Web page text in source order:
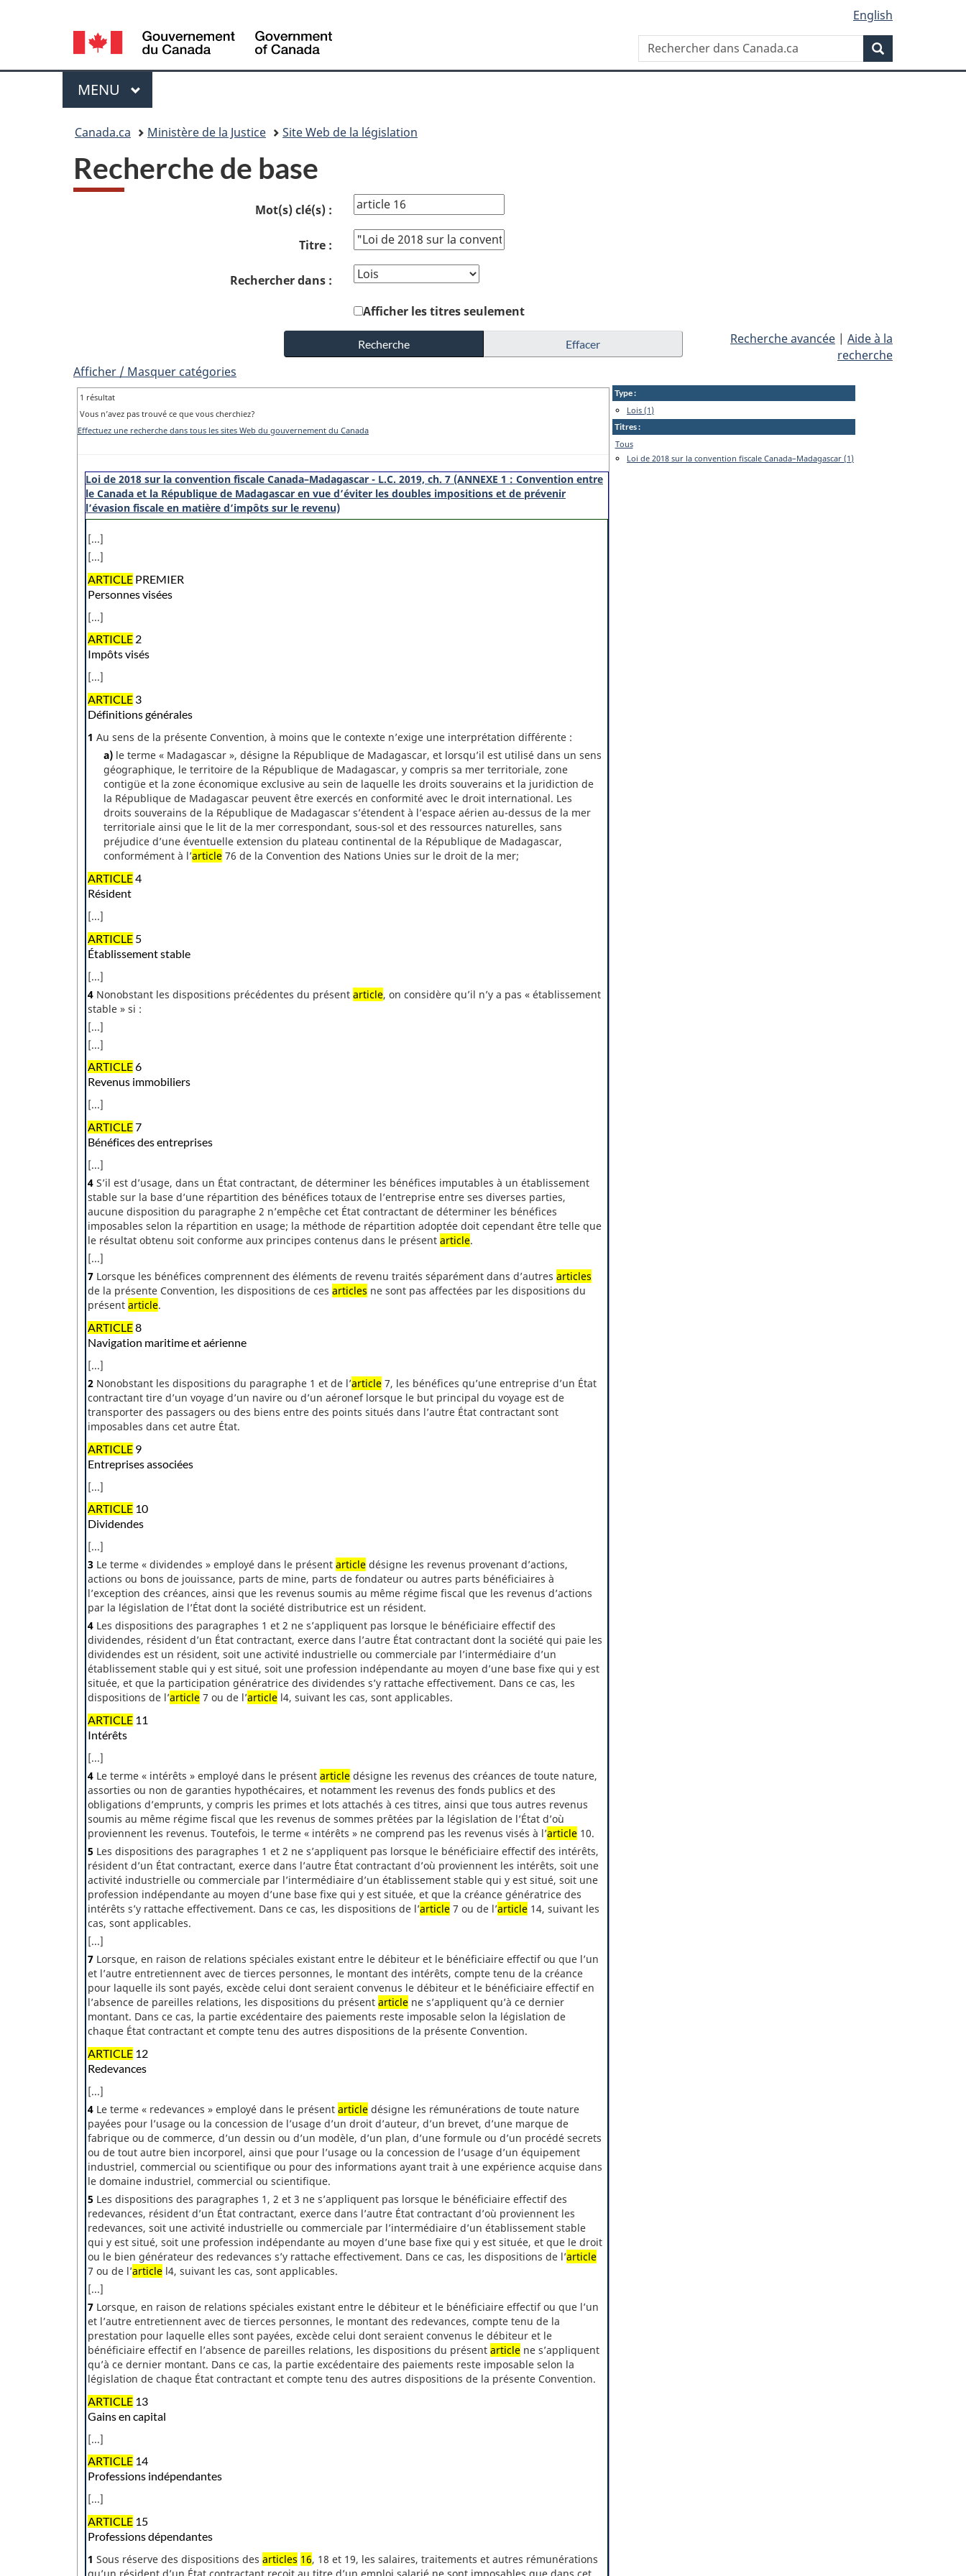
principal
Ã€
version
Language
selection
English
Rechercher
dans
Canada.ca
Menu
MENU PRINCIPAL
Canada.ca Ministère de la Justice Site Web de la législation
Recherche de base
Mot(s) clé(s) :
Titre :
Rechercher dans :
Afficher les titres seulement
Recherche avancée | Aide à la
recherche
Afficher / Masquer catégories
1 résultat
Vous n’avez pas trouvé ce que vous cherchiez?
Effectuez une recherche dans tous les sites Web du gouvernement du Canada
Loi de 2018 sur la convention fiscale Canada–Madagascar - L.C. 2019, ch. 7 (ANNEXE 1 : Convention entre
le Canada et la République de Madagascar en vue d’éviter les doubles impositions et de prévenir
l’évasion fiscale en matière d’impôts sur le revenu)
[...]
[...]
ARTICLE PREMIER
Personnes visées
[...]
ARTICLE 2
Impôts visés
[...]
ARTICLE 3
Définitions générales
1 Au sens de la présente Convention, à moins que le contexte n’exige une interprétation différente :
a)le terme « Madagascar », désigne la République de Madagascar, et lorsqu’il est utilisé dans un sens
géographique, le territoire de la République de Madagascar, y compris sa mer territoriale, zone
contigüe et la zone économique exclusive au sein de laquelle les droits souverains et la juridiction de
la République de Madagascar peuvent être exercés en conformité avec le droit international. Les
droits souverains de la République de Madagascar s’étendent à l’espace aérien au-dessus de la mer
territoriale ainsi que le lit de la mer correspondant, sous-sol et des ressources naturelles, sans
préjudice d’une éventuelle extension du plateau continental de la République de Madagascar,
conformément à l’article76 de la Convention des Nations Unies sur le droit de la mer;
ARTICLE4
Résident
[...]
ARTICLE 5
Établissement stable
[...]
4 Nonobstant les dispositions précédentes du présent article, on considère qu’il n’y a pas « établissement
stable » si :
[...]
[...]
ARTICLE6
Revenus immobiliers
[...]
ARTICLE7
Bénéfices des entreprises
[...]
4 S’il est d’usage, dans un État contractant, de déterminer les bénéfices imputables à un établissement
stable sur la base d’une répartition des bénéfices totaux de l’entreprise entre ses diverses parties,
aucune disposition du paragraphe 2 n’empêche cet État contractant de déterminer les bénéfices
imposables selon la répartition en usage; la méthode de répartition adoptée doit cependant être telle que
le résultat obtenu soit conforme aux principes contenus dans le présent article.
[...]
7 Lorsque les bénéfices comprennent des éléments de revenu traités séparément dans d’autres articles
de la présente Convention, les dispositions de ces articles ne sont pas affectées par les dispositions du
présent article.
ARTICLE8
Navigation maritime et aérienne
[...]
2 Nonobstant les dispositions du paragraphe 1 et de l’article 7, les bénéfices qu’une entreprise d’un État
contractant tire d’un voyage d’un navire ou d’un aéronef lorsque le but principal du voyage est de
transporter des passagers ou des biens entre des points situés dans l’autre État contractant sont
imposables dans cet autre État.
ARTICLE 9
Entreprises associées
[...]
ARTICLE 10
Dividendes
[...]
3 Le terme « dividendes » employé dans le présent article désigne les revenus provenant d’actions,
actions ou bons de jouissance, parts de mine, parts de fondateur ou autres parts bénéficiaires à
l’exception des créances, ainsi que les revenus soumis au même régime fiscal que les revenus d’actions
par la législation de l’État dont la société distributrice est un résident.
4 Les dispositions des paragraphes 1 et 2 ne s’appliquent pas lorsque le bénéficiaire effectif des
dividendes, résident d’un État contractant, exerce dans l’autre État contractant dont la société qui paie les
dividendes est un résident, soit une activité industrielle ou commerciale par l’intermédiaire d’un
établissement stable qui y est situé, soit une profession indépendante au moyen d’une base fixe qui y est
située, et que la participation génératrice des dividendes s’y rattache effectivement. Dans ce cas, les
dispositions de l’article 7 ou de l’article l4, suivant les cas, sont applicables.
ARTICLE 11
Intérêts
[...]
4 Le terme « intérêts » employé dans le présent article désigne les revenus des créances de toute nature,
assorties ou non de garanties hypothécaires, et notamment les revenus des fonds publics et des
obligations d’emprunts, y compris les primes et lots attachés à ces titres, ainsi que tous autres revenus
soumis au même régime fiscal que les revenus de sommes prêtées par la législation de l’État d’où
proviennent les revenus. Toutefois, le terme « intérêts » ne comprend pas les revenus visés à l’article 10.
5 Les dispositions des paragraphes 1 et 2 ne s’appliquent pas lorsque le bénéficiaire effectif des intérêts,
résident d’un État contractant, exerce dans l’autre État contractant d’où proviennent les intérêts, soit une
activité industrielle ou commerciale par l’intermédiaire d’un établissement stable qui y est situé, soit une
profession indépendante au moyen d’une base fixe qui y est située, et que la créance génératrice des
intérêts s’y rattache effectivement. Dans ce cas, les dispositions de l’article 7 ou de l’article 14, suivant les
cas, sont applicables.
[...]
7 Lorsque, en raison de relations spéciales existant entre le débiteur et le bénéficiaire effectif ou que l’un
et l’autre entretiennent avec de tierces personnes, le montant des intérêts, compte tenu de la créance
pour laquelle ils sont payés, excède celui dont seraient convenus le débiteur et le bénéficiaire effectif en
l’absence de pareilles relations, les dispositions du présent article ne s’appliquent qu’à ce dernier
montant. Dans ce cas, la partie excédentaire des paiements reste imposable selon la législation de
chaque État contractant et compte tenu des autres dispositions de la présente Convention.
ARTICLE 12
Redevances
[...]
4 Le terme « redevances » employé dans le présent article désigne les rémunérations de toute nature
payées pour l’usage ou la concession de l’usage d’un droit d’auteur, d’un brevet, d’une marque de
fabrique ou de commerce, d’un dessin ou d’un modèle, d’un plan, d’une formule ou d’un procédé secrets
ou de tout autre bien incorporel, ainsi que pour l’usage ou la concession de l’usage d’un équipement
industriel, commercial ou scientifique ou pour des informations ayant trait à une expérience acquise dans
le domaine industriel, commercial ou scientifique.
5 Les dispositions des paragraphes 1, 2 et 3 ne s’appliquent pas lorsque le bénéficiaire effectif des
redevances, résident d’un État contractant, exerce dans l’autre État contractant d’où proviennent les
redevances, soit une activité industrielle ou commerciale par l’intermédiaire d’un établissement stable
qui y est situé, soit une profession indépendante au moyen d’une base fixe qui y est située, et que le droit
ou le bien générateur des redevances s’y rattache effectivement. Dans ce cas, les dispositions de l’article
7 ou de l’article l4, suivant les cas, sont applicables.
[...]
7 Lorsque, en raison de relations spéciales existant entre le débiteur et le bénéficiaire effectif ou que l’un
et l’autre entretiennent avec de tierces personnes, le montant des redevances, compte tenu de la
prestation pour laquelle elles sont payées, excède celui dont seraient convenus le débiteur et le
bénéficiaire effectif en l’absence de pareilles relations, les dispositions du présent article ne s’appliquent
qu’à ce dernier montant. Dans ce cas, la partie excédentaire des paiements reste imposable selon la
législation de chaque État contractant et compte tenu des autres dispositions de la présente Convention.
ARTICLE 13
Gains en capital
[...]
ARTICLE 14
Professions indépendantes
[...]
ARTICLE 15
Professions dépendantes
1 Sous réserve des dispositions des articles 16, 18 et 19, les salaires, traitements et autres rémunérations
Type :
Lois (1)
Titres :
Tous
Loi de 2018 sur la convention fiscale Canada–Madagascar (1)